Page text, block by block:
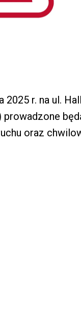
2025 r. na ul.
prowadzone
oraz